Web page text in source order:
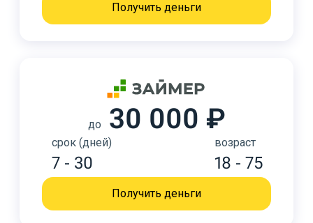
Получить деньги
до 30 000 ₽
срок (дней)
7 - 30
возраст
18 - 75
Получить деньги